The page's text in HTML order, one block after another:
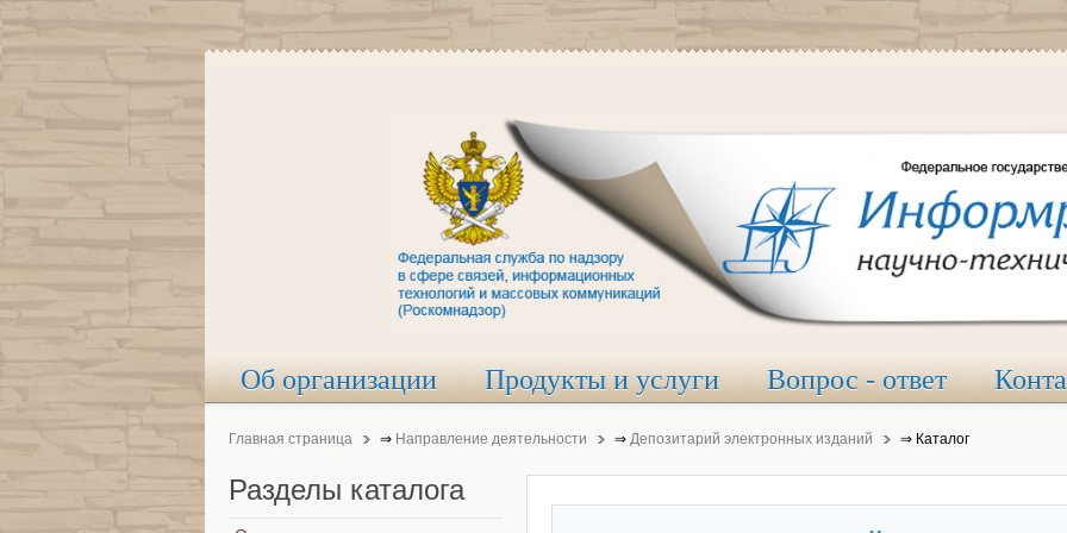
Об организации Продукты и услуги Вопрос - ответ
Главная страница ⇒ Направление деятельности ⇒ Депозитарий электронных изданий ⇒ Каталог
Разделы каталога